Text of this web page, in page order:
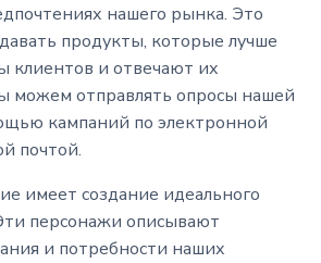
нашего рынка. Это
продукты, которые лучше
клиентов и отвечают их
можем отправлять опросы нашей
кампаний по электронной
почтой.
имеет создание идеального
персонажи описывают
и потребности наших